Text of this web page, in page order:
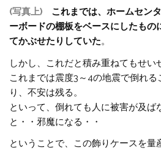
(写真上)
これまでは、ホームセン
ーボードの棚板をベースにしたもの
てかぶせたりしていた。
しかし、これだと積み重ねてもせい
これまでは震度3～4の地震で倒れ
り、不安は残る。
といって、倒れても人に被害が及ば
と・・邪魔になる・・
ということで、この飾りケースを量